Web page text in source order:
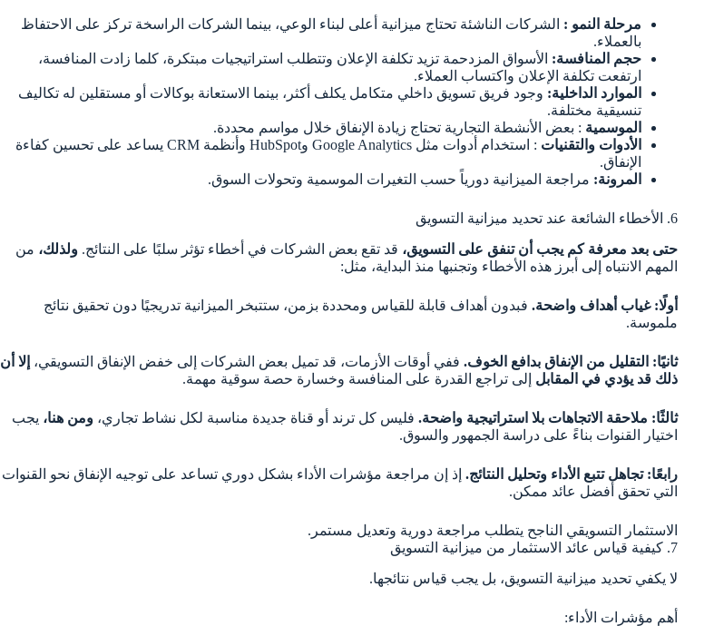
مرحلة النمو : الشركات الناشئة تحتاج ميزانية أعلى لبناء الوعي، بينما الشركات الراسخة تركز على الاحتفاظ
بالعملاء.
حجم المنافسة: الأسواق المزدحمة تزيد تكلفة الإعلان وتتطلب استراتيجيات مبتكرة، كلما زادت المنافسة،
ارتفعت تكلفة الإعلان واكتساب العملاء.
الموارد الداخلية: وجود فريق تسويق داخلي متكامل يكلف أكثر، بينما الاستعانة بوكالات أو مستقلين له تكاليف
تنسيقية مختلفة.
الموسمية : بعض الأنشطة التجارية تحتاج زيادة الإنفاق خلال مواسم محددة.
الأدوات والتقنيات
: استخدام أدوات مثل Google Analytics وHubSpot وأنظمة CRM يساعد على تحسين كفاءة
الإنفاق.
المرونة: مراجعة الميزانية دورياً حسب التغيرات الموسمية وتحولات السوق.
6. الأخطاء الشائعة عند تحديد ميزانية التسويق
حتى بعد معرفة كم يجب أن تنفق على التسويق، قد تقع بعض الشركات في أخطاء تؤثر سلبًا على النتائج. ولذلك، من
المهم الانتباه إلى أبرز هذه الأخطاء وتجنبها منذ البداية، مثل:
أولًا: غياب أهداف واضحة. فبدون أهداف قابلة للقياس ومحددة بزمن، ستتبخر الميزانية تدريجيًا دون تحقيق نتائج
ملموسة.
ثانيًا: التقليل من الإنفاق بدافع الخوف. ففي أوقات الأزمات، قد تميل بعض الشركات إلى خفض الإنفاق التسويقي، إلا أن
ذلك قد يؤدي في المقابل إلى تراجع القدرة على المنافسة وخسارة حصة سوقية مهمة.
ثالثًا: ملاحقة الاتجاهات بلا استراتيجية واضحة. فليس كل ترند أو قناة جديدة مناسبة لكل نشاط تجاري، ومن هنا، يجب
اختيار القنوات بناءً على دراسة الجمهور والسوق.
رابعًا: تجاهل تتبع الأداء وتحليل النتائج. إذ إن مراجعة مؤشرات الأداء بشكل دوري تساعد على توجيه الإنفاق نحو القنوات
التي تحقق أفضل عائد ممكن.
الاستثمار التسويقي الناجح يتطلب مراجعة دورية وتعديل مستمر.
7. كيفية قياس عائد الاستثمار من ميزانية التسويق
لا يكفي تحديد ميزانية التسويق، بل يجب قياس نتائجها.
أهم مؤشرات الأداء: